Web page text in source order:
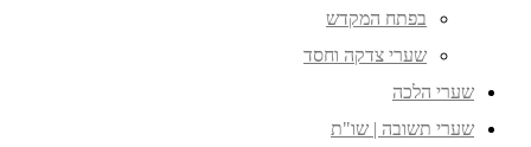
בפתח המקדש
שערי צדקה וחסד
שערי הלכה
שערי תשובה | שו"ת